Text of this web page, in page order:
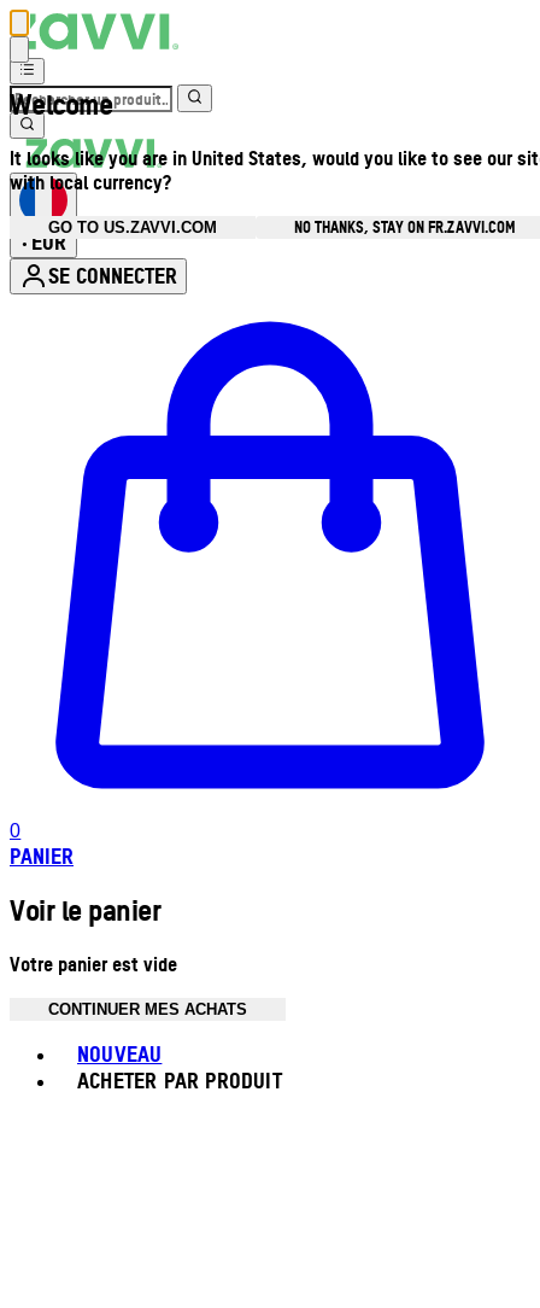
Welcome
It looks like you are in United States, would you like to see our
with local currency?
GO TO US.ZAVVI.COM
NO THANKS, STAY ON FR.ZAVVI.COM
• EUR
SE CONNECTER
0
PANIER
Voir le panier
Votre panier est vide
CONTINUER MES ACHATS
NOUVEAU
ACHETER PAR PRODUIT